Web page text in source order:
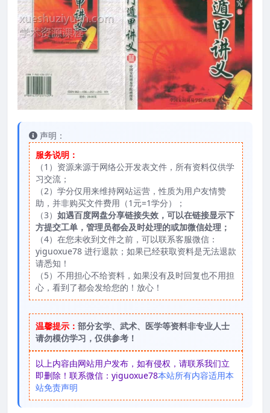
声明：
服务说明：
（1）资源来源于网络公开发表文件，所有资料仅供学
习交流；
（2）学分仅用来维持网站运营，性质为用户友情赞
助，并非购买文件费用（1元=1学分）；
（3） 如遇百度网盘分享链接失效，可以在链接显示下
方提交工单，管理员都会及时处理的或加微信处理；
（4）在您未收到文件之前，可以联系客服微信：
yiguoxue78 进行退款；如果已经获取资料是无法退款
请悉知！
（5）不用担心不给资料，如果没有及时回复也不用担
心，看到了都会发给您的！放心！
温馨提示： 部分玄学、武术、医学等资料非专业人士
请勿模仿学习，仅供参考！
以上内容由网站用户发布，如有侵权，请联系我们立
即删除！联系微信：yiguoxue78本站所有内容适用本
站免责声明